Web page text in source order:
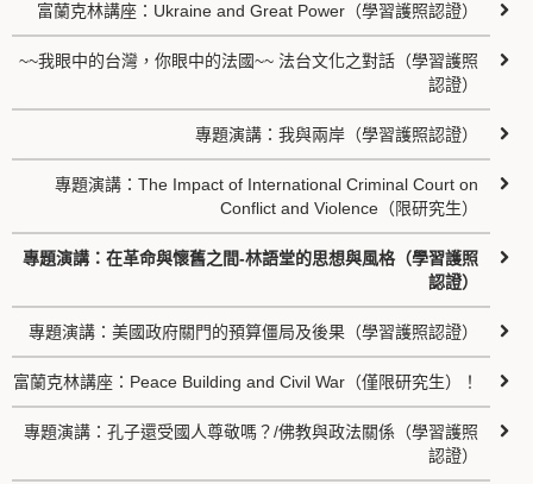
富蘭克林講座：Ukraine and Great Power（學習護照認證）
~~我眼中的台灣，你眼中的法國~~ 法台文化之對話（學習護照
認證）
專題演講：我與兩岸（學習護照認證）
專題演講：The Impact of International Criminal Court on
Conflict and Violence（限研究生）
專題演講：在革命與懷舊之間-林語堂的思想與風格（學習護照
認證）
專題演講：美國政府關門的預算僵局及後果（學習護照認證）
富蘭克林講座：Peace Building and Civil War（僅限研究生）！
專題演講：孔子還受國人尊敬嗎？/佛教與政法關係（學習護照
認證）